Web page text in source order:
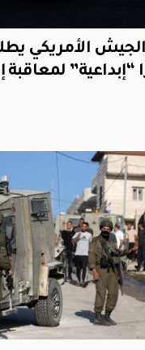
الأمريكي
“إبداعية” لمعاقبة